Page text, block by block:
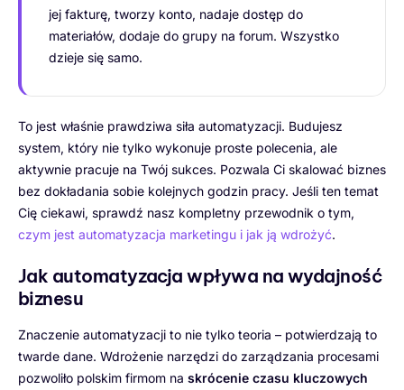
jej fakturę, tworzy konto, nadaje dostęp do
materiałów, dodaje do grupy na forum. Wszystko
dzieje się samo.
To jest właśnie prawdziwa siła automatyzacji. Budujesz
system, który nie tylko wykonuje proste polecenia, ale
aktywnie pracuje na Twój sukces. Pozwala Ci skalować biznes
bez dokładania sobie kolejnych godzin pracy. Jeśli ten temat
Cię ciekawi, sprawdź nasz kompletny przewodnik o tym,
czym jest automatyzacja marketingu i jak ją wdrożyć.
Jak automatyzacja wpływa na wydajność
biznesu
Znaczenie automatyzacji to nie tylko teoria – potwierdzają to
twarde dane. Wdrożenie narzędzi do zarządzania procesami
pozwoliło polskim firmom na skrócenie czasu kluczowych